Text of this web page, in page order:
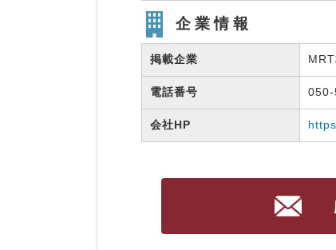
企業情報
掲載企業
電話番号 050-
会社HP